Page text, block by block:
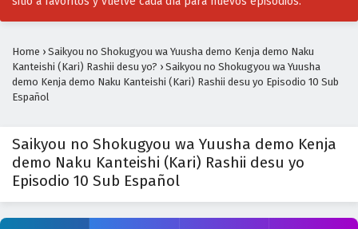
Home › Saikyou no Shokugyou wa Yuusha demo Kenja demo Naku
Kanteishi (Kari) Rashii desu yo? › Saikyou no Shokugyou wa Yuusha
demo Kenja demo Naku Kanteishi (Kari) Rashii desu yo Episodio 10 Sub
Español
Saikyou no Shokugyou wa Yuusha demo Kenja
demo Naku Kanteishi (Kari) Rashii desu yo
Episodio 10 Sub Español